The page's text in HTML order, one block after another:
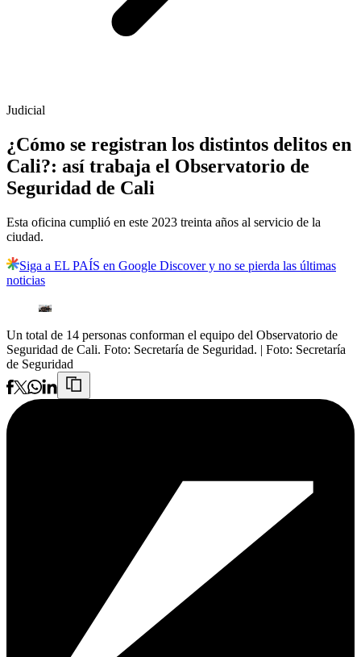
Judicial
¿Cómo se registran los distintos delitos en
Cali?: así trabaja el Observatorio de
Seguridad de Cali
Esta oficina cumplió en este 2023 treinta años al servicio de la
ciudad.
Siga a EL PAÍS en Google Discover y no se pierda las últimas
noticias
Un total de 14 personas conforman el equipo del Observatorio de
Seguridad de Cali. Foto: Secretaría de Seguridad. | Foto: Secretaría
de Seguridad